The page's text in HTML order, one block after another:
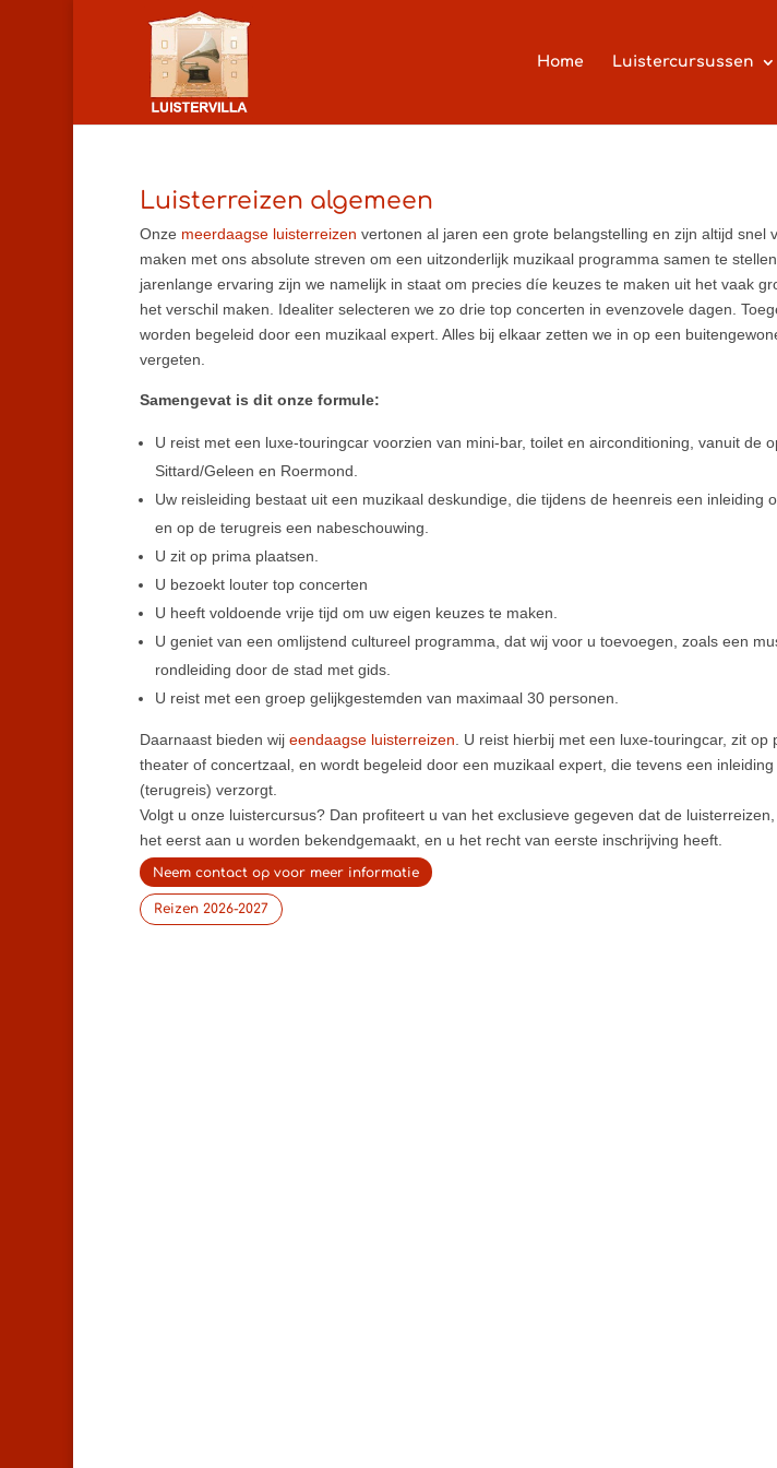
Home Luistercursussen
Luisterreizen algemeen
Onze meerdaagse luisterreizen vertonen al jaren een grote belangstelling en zijn altijd snel
maken met ons absolute streven om een uitzonderlijk muzikaal programma samen te
jarenlange ervaring zijn we namelijk in staat om precies díe keuzes te maken uit het vaak
het verschil maken. Idealiter selecteren we zo drie top concerten in evenzovele dagen.
worden begeleid door een muzikaal expert. Alles bij elkaar zetten we in op een
vergeten.
Samengevat is dit onze formule:
U reist met een luxe-touringcar voorzien van mini-bar, toilet en airconditioning, vanuit de
Sittard/Geleen en Roermond.
Uw reisleiding bestaat uit een muzikaal deskundige, die tijdens de heenreis een inleiding
en op de terugreis een nabeschouwing.
U zit op prima plaatsen.
U bezoekt louter top concerten
U heeft voldoende vrije tijd om uw eigen keuzes te maken.
U geniet van een omlijstend cultureel programma, dat wij voor u toevoegen, zoals een
rondleiding door de stad met gids.
U reist met een groep gelijkgestemden van maximaal 30 personen.
Daarnaast bieden wij eendaagse luisterreizen . U reist hierbij met een luxe-touringcar, zit
theater of concertzaal, en wordt begeleid door een muzikaal expert, die tevens een
(terugreis) verzorgt.
Volgt u onze luistercursus? Dan profiteert u van het exclusieve gegeven dat de
het eerst aan u worden bekendgemaakt, en u het recht van eerste inschrijving heeft.
Neem contact op voor meer informatie
Reizen 2026-2027